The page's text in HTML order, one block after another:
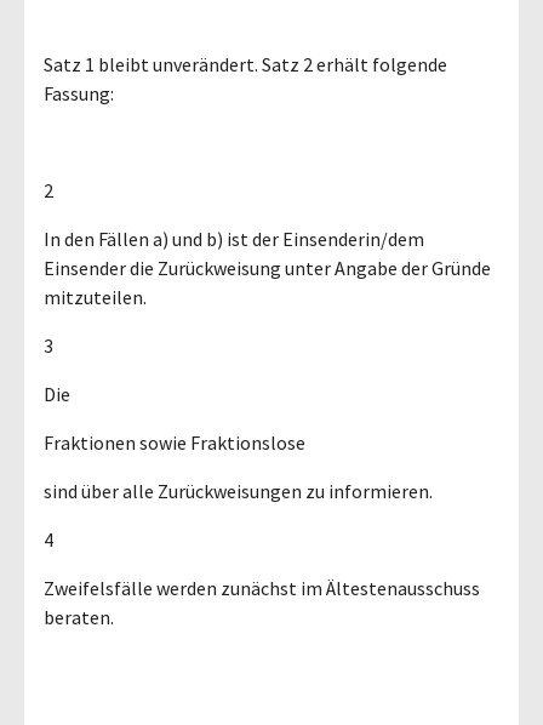
Satz 1 bleibt unverändert. Satz 2 erhält folgende
Fassung:
2
In den Fällen a) und b) ist der Einsenderin/dem
Einsender die Zurückweisung unter Angabe der Gründe
mitzuteilen.
3
Die
Fraktionen sowie Fraktionslose
sind über alle Zurückweisungen zu informieren.
4
Zweifelsfälle werden zunächst im Ältestenausschuss
beraten.